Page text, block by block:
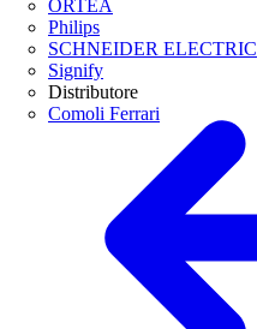
ORTEA
Philips
SCHNEIDER ELECTRIC
Signify
Distributore
Comoli Ferrari